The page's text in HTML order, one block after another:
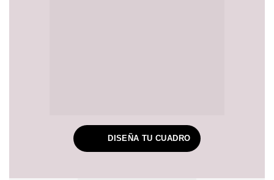
DISEÑA TU CUADRO